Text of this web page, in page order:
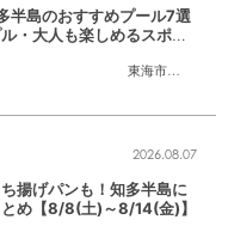
東海市
,大府市
半島のおすすめプール7選
・大人も楽しめるスポッ
2026.08.07
揚げパンも！知多半島に
め【8/8(土)～8/14(金)】